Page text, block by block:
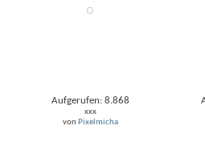
Aufgerufen: 8.868
xxx
von Pixelmicha